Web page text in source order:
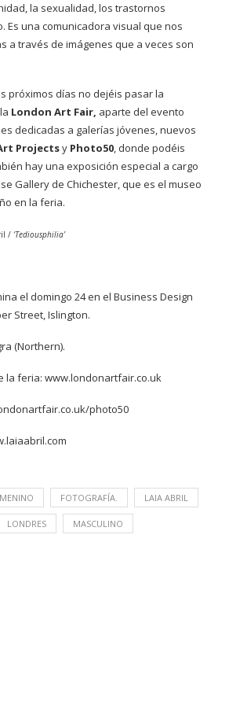
la sexualidad, los trastornos
Es una comunicadora visual que nos
a través de imágenes que a veces son
próximos días no dejéis pasar la
London Art Fair, aparte del evento
dedicadas a galerías jóvenes, nuevos
Projectsy Photo50, donde podéis
hay una exposición especial a cargo
Gallery de Chichester, que es el museo
en la feria.
/ ‘Tediousphilia’
el domingo 24 en el Business Design
Street, Islington.
(Northern).
la feria: www.londonartfair.co.uk
photo50
FOTOGRAFÍA. LAIA ABRIL
LONDRES MASCULINO